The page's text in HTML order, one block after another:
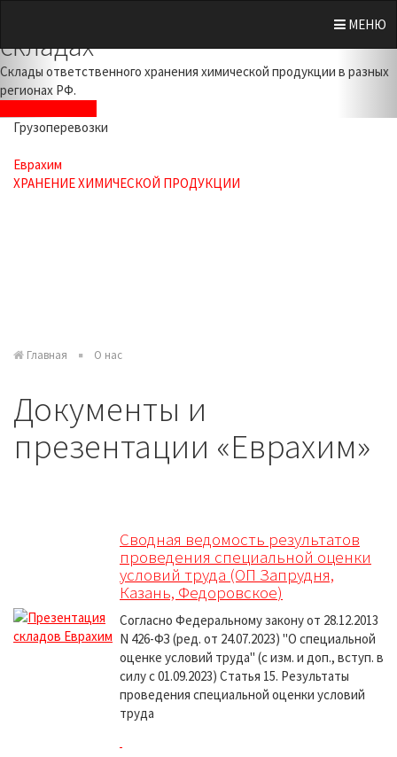
МЕНЮ
Лицензированное хранение на
складах
Склады ответственного хранения химической продукции в разных
регионах РФ.
Грузоперевозки
Еврахим
ХРАНЕНИЕ ХИМИЧЕСКОЙ ПРОДУКЦИИ
Главная О нас
Документы и
презентации «Еврахим»
Сводная ведомость результатов
проведения специальной оценки
условий труда (ОП Запрудня,
Казань, Федоровское)
Согласно Федеральному закону от 28.12.2013
N 426-ФЗ (ред. от 24.07.2023) "О специальной
оценке условий труда" (с изм. и доп., вступ. в
силу с 01.09.2023) Статья 15. Результаты
проведения специальной оценки условий
труда